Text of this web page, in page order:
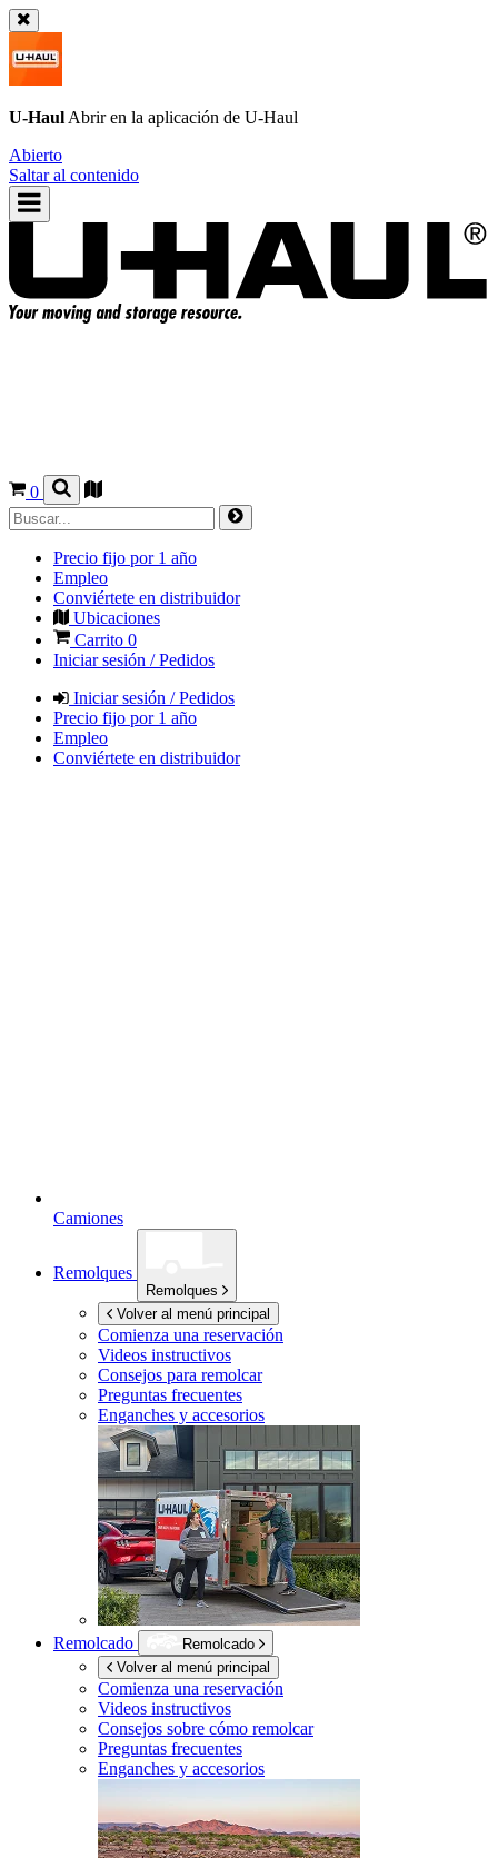
U-Haul Abrir en la aplicación de U-Haul
Abierto
Saltar al contenido
0
Precio fijo por 1 año
Empleo
Conviértete en distribuidor
Ubicaciones
Carrito 0
Iniciar sesión / Pedidos
Iniciar sesión / Pedidos
Precio fijo por 1 año
Empleo
Conviértete en distribuidor
Camiones
Remolques
Remolques
Volver al menú principal
Comienza una reservación
Videos instructivos
Consejos para remolcar
Preguntas frecuentes
Enganches y accesorios
Remolcado
Remolcado
Volver al menú principal
Comienza una reservación
Videos instructivos
Consejos sobre cómo remolcar
Preguntas frecuentes
Enganches y accesorios